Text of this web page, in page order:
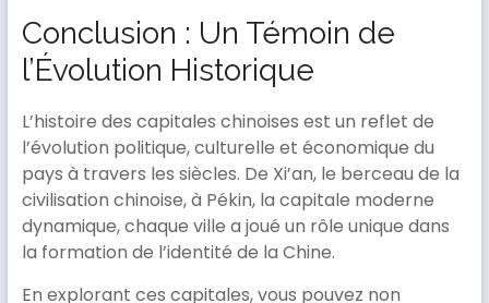
Conclusion : Un Témoin de
l’Évolution Historique
L’histoire des capitales chinoises est un reflet de
l’évolution politique, culturelle et économique du
pays à travers les siècles. De Xi’an, le berceau de la
civilisation chinoise, à Pékin, la capitale moderne
dynamique, chaque ville a joué un rôle unique dans
la formation de l’identité de la Chine.
En explorant ces capitales, vous pouvez non